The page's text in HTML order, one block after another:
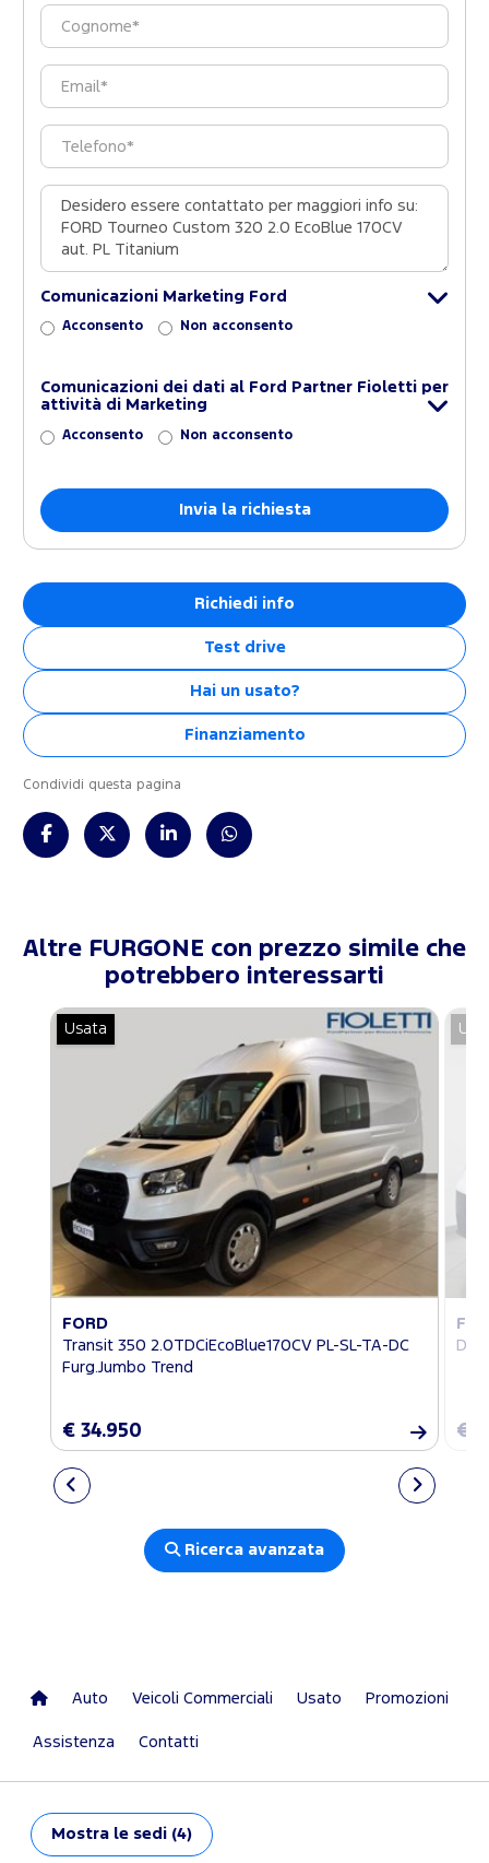
Comunicazioni Marketing Ford
Acconsento Non acconsento
Comunicazioni dei dati al Ford Partner Fioletti per
attività di Marketing
Acconsento Non acconsento
Richiedi info
Test drive
Hai un usato?
Finanziamento
Condividi questa pagina
Altre FURGONE con prezzo simile che
potrebbero interessarti
Usata
FORD
Transit 350 2.0TDCiEcoBlue170CV PL-SL-TA-DC
Furg.Jumbo Trend
€ 34.950 €
Ricerca avanzata
Auto Veicoli Commerciali Usato Promozioni
Assistenza Contatti
Mostra le sedi (4)